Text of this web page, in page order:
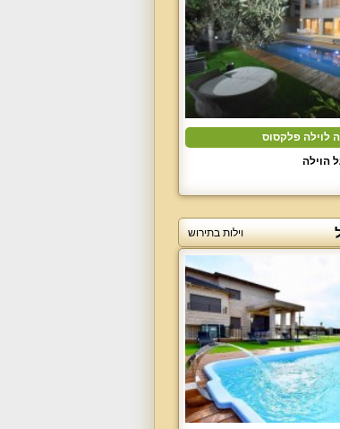
לוילה פלקסוס
הוילה
וילות בתירוש